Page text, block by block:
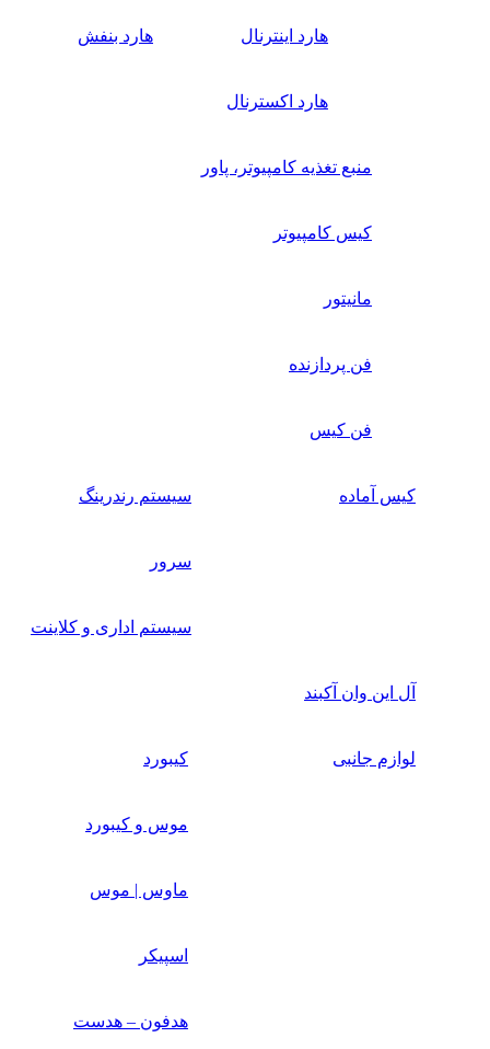
هارد اینترنال هارد بنفش
هارد اکسترنال
منبع تغذیه کامپیوتر، پاور
کیس کامپیوتر
مانیتور
فن پردازنده
فن کیس
کیس آماده سیستم رندرینگ
سرور
سیستم‌ اداری و کلاینت
آل این وان آکبند
لوازم جانبی کیبورد
موس و کیبورد
ماوس | موس
اسپیکر
هدفون – هدست